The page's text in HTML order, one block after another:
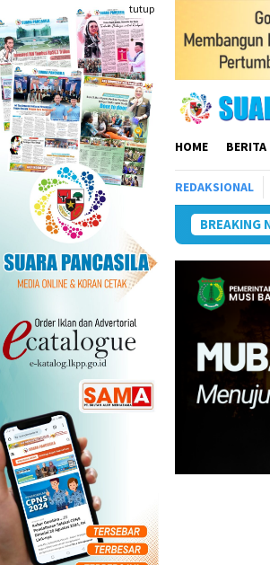
ke
konten
tutup
HOME BERITA
REDAKSIONAL
BREAKING
Cetak Atlet Terbaik Menuju